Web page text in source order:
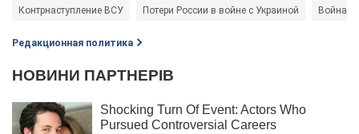
Контрнаступление ВСУ Потери России в войне с Украиной Война в
Редакционная политика